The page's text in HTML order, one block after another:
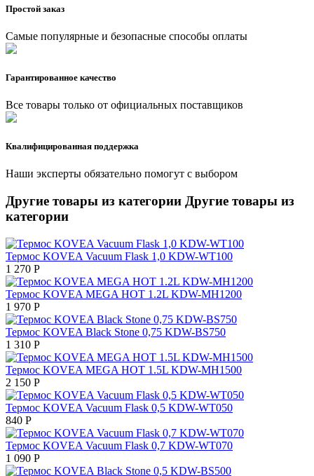
Простой заказ
Самые популярные и безопасные способы оплаты
Гарантированное качество
Все товары только от официальных поставщиков
Квалифицированная поддержка
Наши эксперты обязательно помогут с выбором
Другие товары из категории Другие товары из
категории
Термос KOVEA Vacuum Flask 1,0 KDW-WT100
1 270 Р
Термос KOVEA MEGA HOT 1.2L KDW-MH1200
1 970 Р
Термос KOVEA Black Stone 0,75 KDW-BS750
1 310 Р
Термос KOVEA MEGA HOT 1.5L KDW-MH1500
2 150 Р
Термос KOVEA Vacuum Flask 0,5 KDW-WT050
840 Р
Термос KOVEA Vacuum Flask 0,7 KDW-WT070
1 090 Р